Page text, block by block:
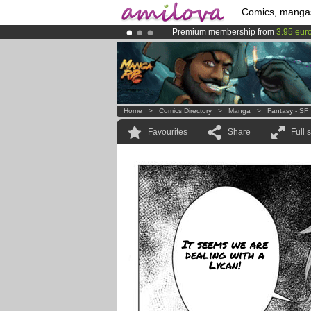
Comics,
Premium membership from 3.95
Already 100000membersand 1000
AmilovaKickstarter is now LIVE!.
Home > Comics Directory > Manga > Fantasy - SF
Favourites Share Full
It seems we are
dealing with a
Lycan!